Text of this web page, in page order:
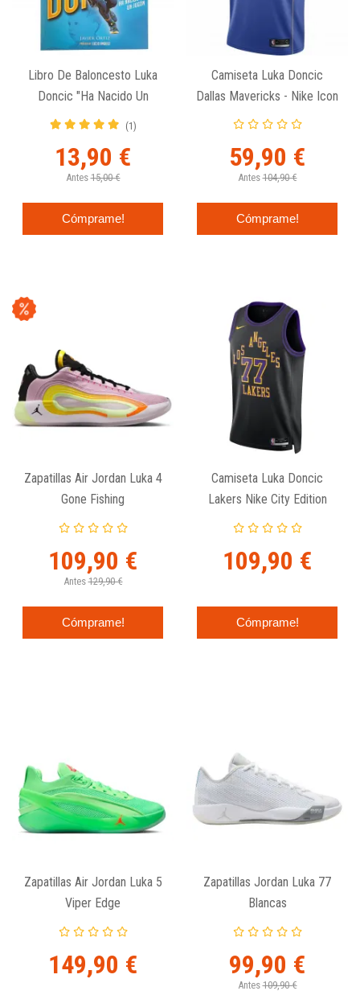
Libro De Baloncesto Luka
Doncic "Ha Nacido Un
Jugón"
(1)
13,90 €
Antes 15,00 €
Cómprame!
Camiseta Luka Doncic
Dallas Mavericks - Nike Icon
Edition Swingman
59,90 €
Antes 104,90 €
Cómprame!
Zapatillas Air Jordan Luka 4
Gone Fishing
109,90 €
Antes 129,90 €
Cómprame!
Camiseta Luka Doncic
Lakers Nike City Edition
Swingman
109,90 €
Cómprame!
Zapatillas Air Jordan Luka 5
Viper Edge
149,90 €
Zapatillas Jordan Luka 77
Blancas
99,90 €
Antes 109,90 €